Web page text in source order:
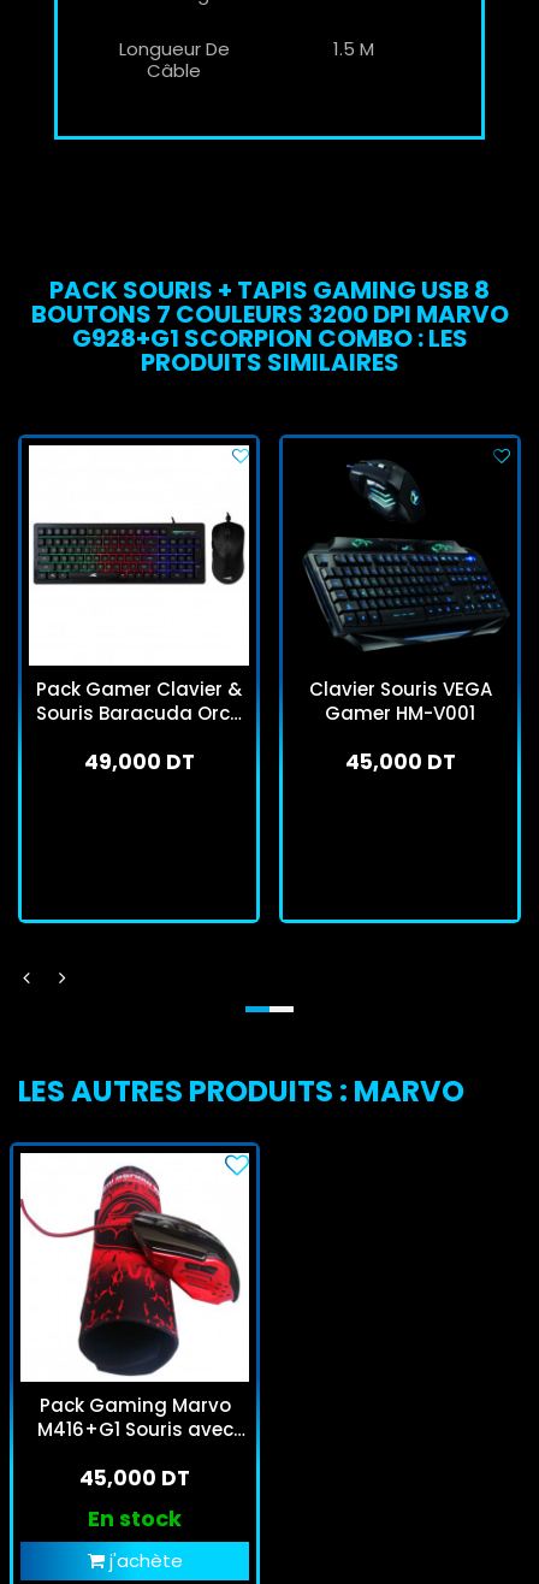
Longueur De
Câble
1.5 M
PACK SOURIS + TAPIS GAMING USB 8
BOUTONS 7 COULEURS 3200 DPI MARVO
G928+G1 SCORPION COMBO : LES
PRODUITS SIMILAIRES
Pack Gamer Clavier &
Souris Baracuda Orca
49,000 DT
Clavier Souris VEGA
Gamer HM-V001
45,000 DT
LES AUTRES PRODUITS : MARVO
Pack Gaming Marvo
M416+G1 Souris avec
45,000 DT
En stock
j'achète